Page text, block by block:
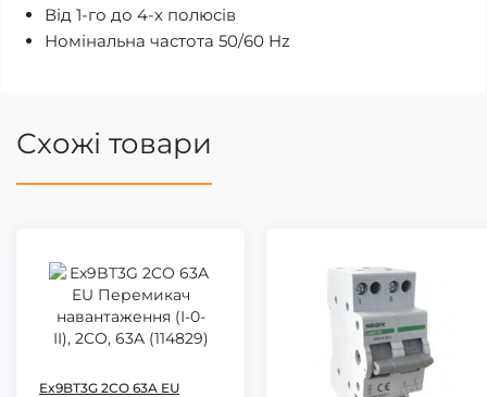
Від 1-го до 4-х полюсів
Номінальна частота 50/60 Hz
Схожі товари
Ex9BT3G 2CO 63A EU